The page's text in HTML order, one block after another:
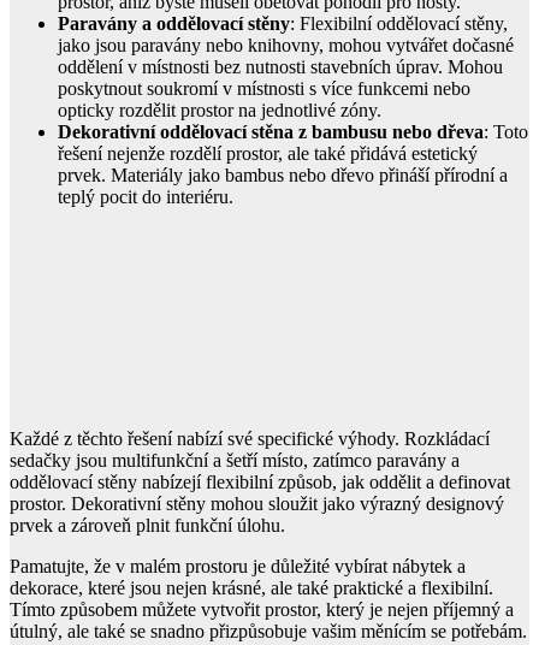
Paravány a oddělovací stěny: Flexibilní oddělovací stěny,
jako jsou paravány nebo knihovny, mohou vytvářet dočasné
oddělení v místnosti bez nutnosti stavebních úprav. Mohou
poskytnout soukromí v místnosti s více funkcemi nebo
opticky rozdělit prostor na jednotlivé zóny.
Dekorativní oddělovací stěna z bambusu nebo dřeva: Toto
řešení nejenže rozdělí prostor, ale také přidává estetický
prvek. Materiály jako bambus nebo dřevo přináší přírodní a
teplý pocit do interiéru.
Každé z těchto řešení nabízí své specifické výhody. Rozkládací
sedačky jsou multifunkční a šetří místo, zatímco paravány a
oddělovací stěny nabízejí flexibilní způsob, jak oddělit a definovat
prostor. Dekorativní stěny mohou sloužit jako výrazný designový
prvek a zároveň plnit funkční úlohu.
Pamatujte, že v malém prostoru je důležité vybírat nábytek a
dekorace, které jsou nejen krásné, ale také praktické a flexibilní.
Tímto způsobem můžete vytvořit prostor, který je nejen příjemný a
útulný, ale také se snadno přizpůsobuje vašim měnícím se potřebám.